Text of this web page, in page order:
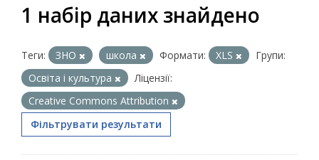
1 набір даних знайдено
Теги: ЗНО школа Формати: XLS
Групи:
Освіта і культура
Ліцензії:
Creative Commons Attribution
Фільтрувати результати